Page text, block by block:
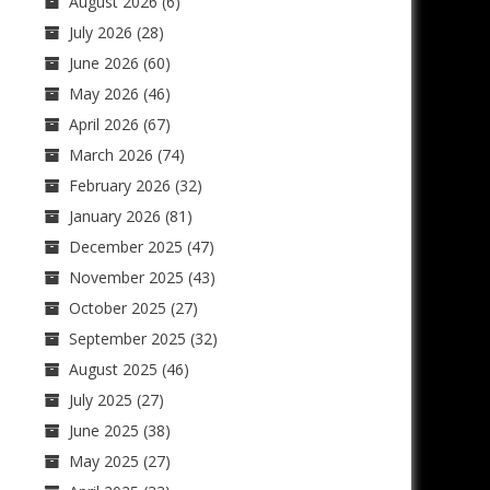
July 2026 (28)
June 2026 (60)
May 2026 (46)
April 2026 (67)
March 2026 (74)
February 2026 (32)
January 2026 (81)
December 2025 (47)
November 2025 (43)
October 2025 (27)
September 2025 (32)
August 2025 (46)
July 2025 (27)
June 2025 (38)
May 2025 (27)